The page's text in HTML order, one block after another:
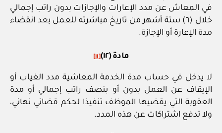
في المعاش عن مدد الإعارات والإجازات بدون راتب إجمالي
خلال (٦) ستة أشهر من تاريخ مباشرته للعمل بعد انقضاء
مدة الإعارة أو الإجازة.
مادة (١٢) [١١]
لا يدخل في حساب مدة الخدمة المعاشية مدد الغياب أو
الإيقاف عن العمل بدون أو بنصف راتب إجمالي أو مدة
العقوبة التي يقضيها الموظف تنفيذا لحكم قضائي نهائي،
ولا تدفع اشتراكات عن هذه المدد.